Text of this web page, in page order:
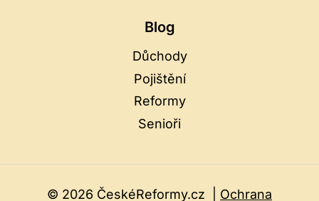
Blog
Důchody
Pojištění
Reformy
Senioři
© 2026 ČeskéReformy.cz | Ochrana